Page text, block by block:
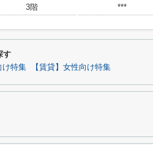
3階
***
す
け特集 【賃貸】女性向け特集